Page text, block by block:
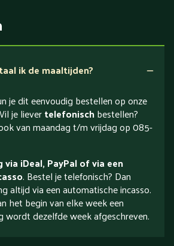
ik de maaltijden?
je dit eenvoudig bestellen op onze
je lievertelefonischbestellen?
van maandag t/m vrijdag op 085-
iDeal, PayPal of via een
. Bestel je telefonisch? Dan
altijd via een automatische incasso.
het begin van elke week een
wordt dezelfde week afgeschreven.